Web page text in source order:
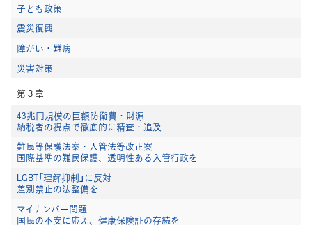
子ども政策
震災復興
障がい・難病
災害対策
第３章
43兆円規模の巨額防衛費・財源
納税者の視点で徹底的に精査・追及
難民等保護法案・入管法等改正案
国際基準の難民保護、透明性ある入管行政を
LGBT「理解抑制」に反対
差別禁止の法整備を
マイナンバー問題
国民の不安に応え、健康保険証の存続を